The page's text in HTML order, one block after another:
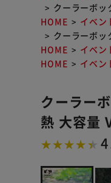
クーラーボ
HOME
イベン
クーラーボ
HOME
イベン
HOME
イベン
クーラー
熱 大容量